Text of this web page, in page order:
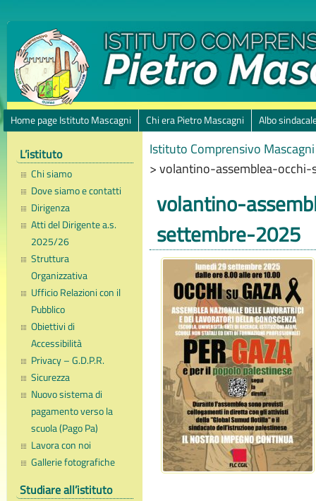
Home page Istituto Mascagni Chi era Pietro Mascagni Albo
L’istituto
Chi siamo
Dove siamo e contatti
Dirigenza
Atti del Dirigente a.s.
2025/26
Struttura
Organizzativa
Ufficio Relazioni con il
Pubblico
Obiettivi di
Accessibilità
Privacy – G.D.P.R.
Sicurezza
Nuovo sistema di
pagamento verso la
scuola (Pago Pa)
Lavora con noi
Gallerie fotografiche
Studiare all’istituto
Istituto Comprensivo
>volantino-assemblea-
volantino-
settembre-2025